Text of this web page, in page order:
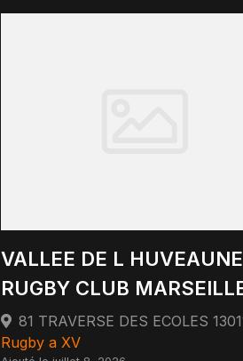
VALLEE DE L HUVEAUNE
RUGBY CLUB
Rugby a XV